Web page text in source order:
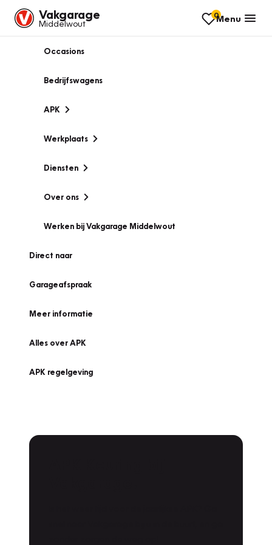
Vakgarage
Middelwout
0Menu
Occasions
Bedrijfswagens
APK
Werkplaats
Diensten
Over ons
Werken bij Vakgarage Middelwout
Direct naar
Garageafspraak
Meer informatie
Alles over APK
APK regelgeving